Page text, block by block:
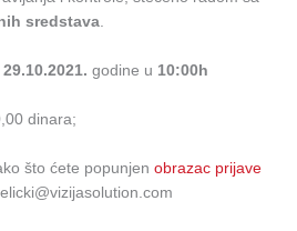
sredstava.
29.10.2021.godine u 10:00h
dinara;
što ćete popunjenobrazac prijave